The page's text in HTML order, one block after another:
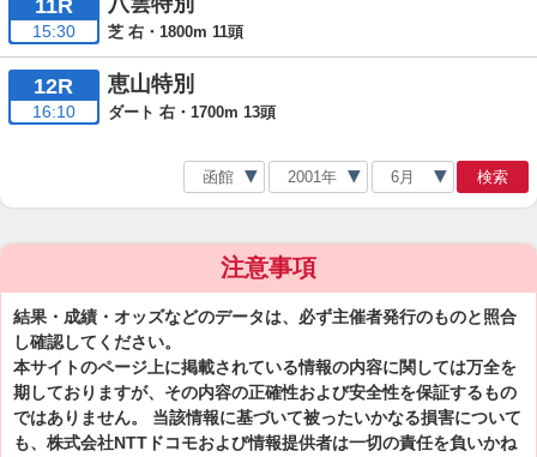
11R
15:30 芝 右・1800m 11頭
12R
16:10
恵山特別
ダート 右・1700m 13頭
検索
注意事項
結果・成績・オッズなどのデータは、必ず主催者発行のものと照合
し確認してください。
本サイトのページ上に掲載されている情報の内容に関しては万全を
期しておりますが、その内容の正確性および安全性を保証するもの
ではありません。 当該情報に基づいて被ったいかなる損害について
も、株式会社NTTドコモおよび情報提供者は一切の責任を負いかね